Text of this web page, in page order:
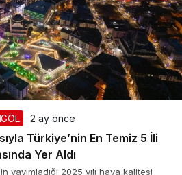
2 ay önce
Türkiye’nin En Temiz 5 İli
Yer Aldı
yayımladığı 2025 yılı hava kalitesi